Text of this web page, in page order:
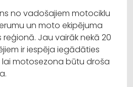
no vadošajiem motociklu
un moto ekipējuma
Jau vairāk nekā 20
ir iespēja iegādāties
motosezona būtu droša